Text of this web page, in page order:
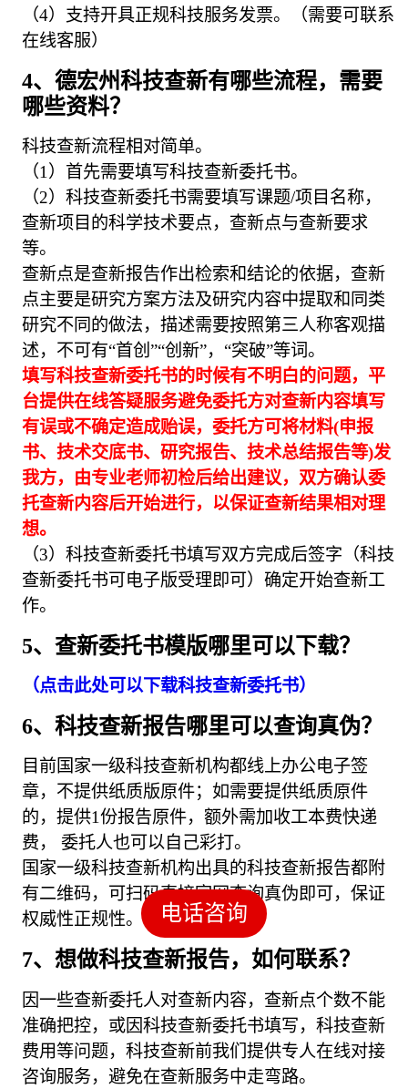
（4）支持开具正规科技服务发票。（需要可联系
在线客服）
4、德宏州科技查新有哪些流程，需要
哪些资料？
科技查新流程相对简单。
（1）首先需要填写科技查新委托书。
（2）科技查新委托书需要填写课题/项目名称，
查新项目的科学技术要点，查新点与查新要求
等。
查新点是查新报告作出检索和结论的依据，查新
点主要是研究方案方法及研究内容中提取和同类
研究不同的做法，描述需要按照第三人称客观描
述，不可有“首创”“创新”，“突破”等词。
填写科技查新委托书的时候有不明白的问题，平
台提供在线答疑服务避免委托方对查新内容填写
有误或不确定造成贻误，委托方可将材料(申报
书、技术交底书、研究报告、技术总结报告等)发
我方，由专业老师初检后给出建议，双方确认委
托查新内容后开始进行，以保证查新结果相对理
想。
（3）科技查新委托书填写双方完成后签字（科技
查新委托书可电子版受理即可）确定开始查新工
作。
5、查新委托书模版哪里可以下载？
（点击此处可以下载科技查新委托书）
6、科技查新报告哪里可以查询真伪？
目前国家一级科技查新机构都线上办公电子签
章，不提供纸质版原件；如需要提供纸质原件
的，提供1份报告原件，额外需加收工本费快递
费， 委托人也可以自己彩打。
国家一级科技查新机构出具的科技查新报告都附
有二维码，可扫码直接官网查询真伪即可，保证
权威性正规性。
7、想做科技查新报告，如何联系？
因一些查新委托人对查新内容，查新点个数不能
准确把控，或因科技查新委托书填写，科技查新
费用等问题，科技查新前我们提供专人在线对接
咨询服务，避免在查新服务中走弯路。
电话咨询